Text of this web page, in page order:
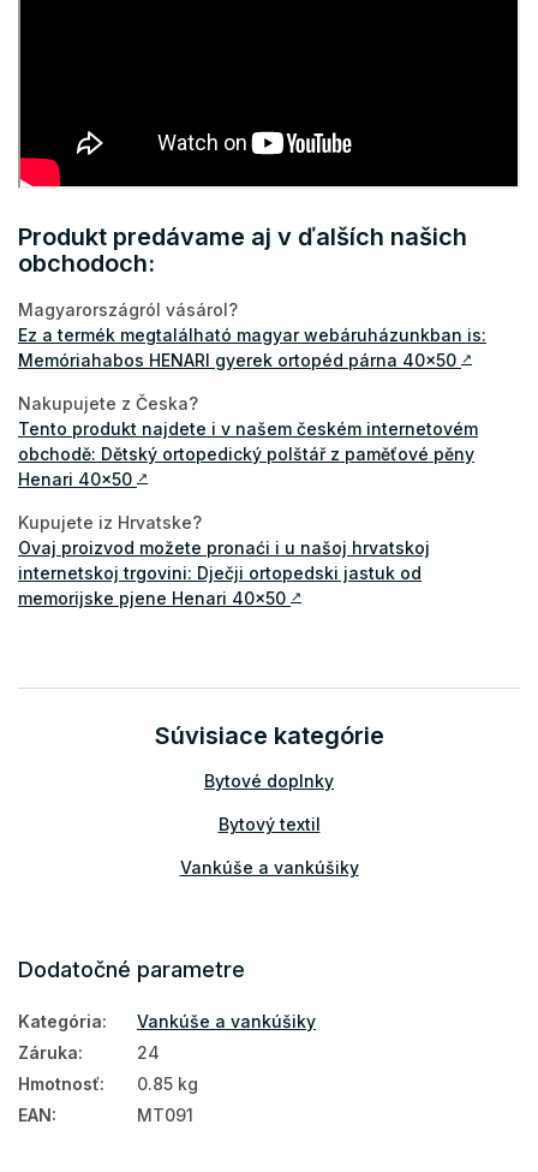
Produkt predávame aj v ďalších našich
obchodoch:
Magyarországról vásárol?
Ez a termék megtalálható magyar webáruházunkban is:
Memóriahabos HENARI gyerek ortopéd párna 40x50 ↗
Nakupujete z Česka?
Tento produkt najdete i v našem českém internetovém
obchodě: Dětský ortopedický polštář z paměťové pěny
Henari 40x50 ↗
Kupujete iz Hrvatske?
Ovaj proizvod možete pronaći i u našoj hrvatskoj
internetskoj trgovini: Dječji ortopedski jastuk od
memorijske pjene Henari 40x50 ↗
Súvisiace kategórie
Bytové doplnky
Bytový textil
Vankúše a vankúšiky
Dodatočné parametre
Kategória:
Vankúše a vankúšiky
Záruka:
24
Hmotnosť:
0.85 kg
EAN: MT091